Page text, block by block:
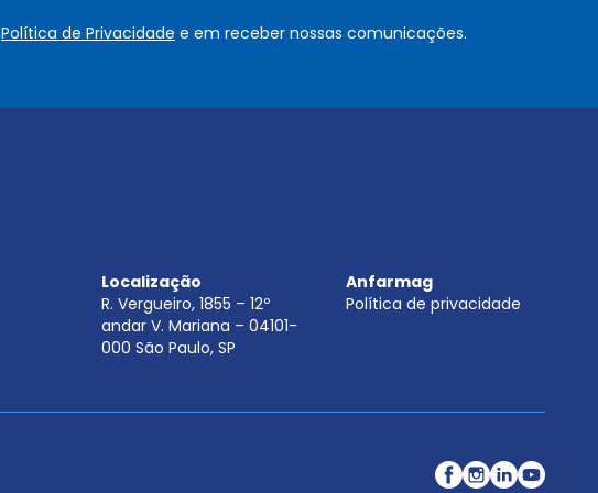
u
Política de Privacidade e em receber nossas comunicações.
Localização
R. Vergueiro, 1855 – 12º
andar V. Mariana – 04101-
000 São Paulo, SP
Anfarmag
Política de privacidade